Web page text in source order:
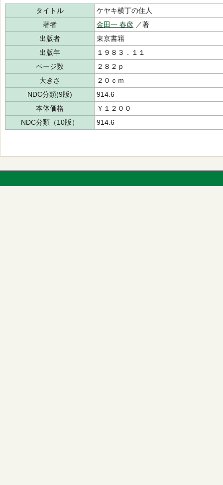
タイトル
ケヤキ横丁の住人
著者
金田一 春彦 ／著
出版者
東京書籍
出版年
１９８３．１１
ページ数
２８２ｐ
大きさ
２０ｃｍ
NDC分類(9版)
914.6
本体価格
￥１２００
NDC分類（10版）
914.6